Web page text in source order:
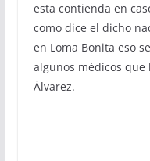
esta contienda en
como dice el dicho
en Loma Bonita eso
algunos médicos que
Álvarez.